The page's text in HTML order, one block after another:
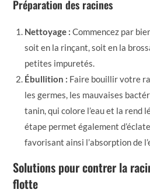
Préparation des racines
Nettoyage : Commencez par
soit en la rinçant, soit en la
petites impuretés.
Ébullition : Faire bouillir votre
les germes, les mauvaises
tanin, qui colore l’eau et la rend
étape permet également
favorisant ainsi l’absorption de
Solutions pour contrer la
flotte